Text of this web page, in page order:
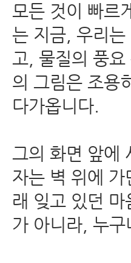
모든 것이 빠르
는 지금, 우리
고, 물질의 풍
의 그림은 조용
다가옵니다.
그의 화면 앞에
자는 벽 위에
래 잊고 있던
가 아니라, 누